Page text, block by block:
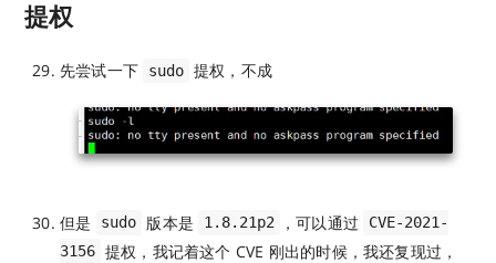
提权
先尝试一下 sudo 提权，不成
但是 sudo 版本是 1.8.21p2 ，可以通过
CVE-2021-
3156 提权，我记着这个 CVE 刚出的时候，我还复现过，